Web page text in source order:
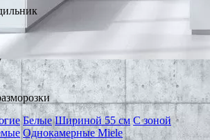
Белые Шириной 55 см С зоной
Однокамерные Miele